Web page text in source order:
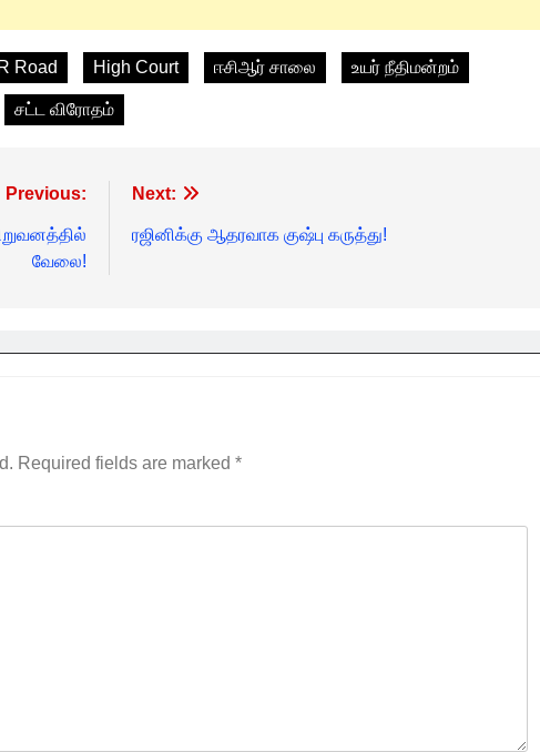
Road High Court ஈசிஆர் சாலை உயர் நீதிமன்றம்
சட்ட விரோதம்
Previous:
வேலை!
Next:
ரஜினிக்கு ஆதரவாக குஷ்பு கருத்து!
Required fields are marked *